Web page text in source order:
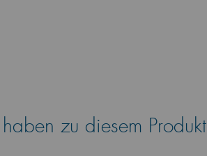
zu diesem